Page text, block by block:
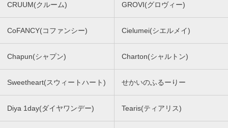
CRUUM(クルーム) GROVI(グロヴィー)
CoFANCY(コファンシー) Cielumei(シエルメイ)
Chapun(シャプン) Charton(シャルトン)
Sweetheart(スウィートハート) せかいのふるーりー
Diya 1day(ダイヤワンデー) Tearis(ティアリス)